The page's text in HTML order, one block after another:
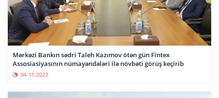
Mərkəzi Bankın sədri Taleh Kazımov ötən gün Fintex
Assosiasiyasının nümayəndələri ilə növbəti görüş keçirib
04-11-2023